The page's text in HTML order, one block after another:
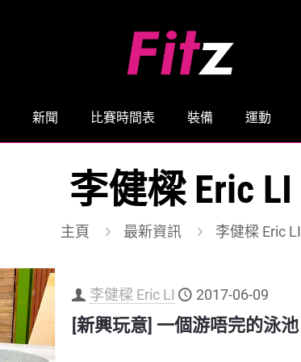
新聞 比賽時間表 裝備 運動
李健樑 Eric LI
主頁 最新資訊 李健樑 Eric LI
李健樑 Eric LI 2017-06-09
[新興玩意] 一個游唔完的泳池